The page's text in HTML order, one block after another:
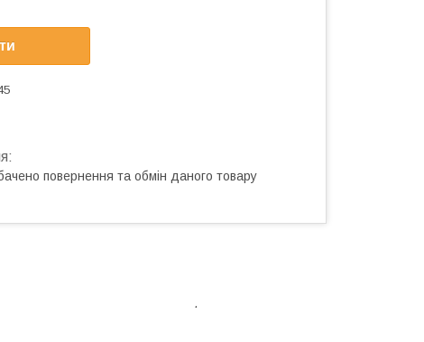
повернення та обмін даного товару
.